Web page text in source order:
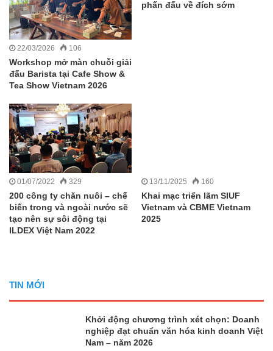
22/03/2026 106
Workshop mở màn chuỗi giải
đấu Barista tại Cafe Show &
Tea Show Vietnam 2026
phấn đấu về đích sớm
01/07/2022 329
200 công ty chăn nuôi – chế
biến trong và ngoài nước sẽ
tạo nên sự sôi động tại
ILDEX Việt Nam 2022
13/11/2025 160
Khai mạc triển lãm SIUF
Vietnam và CBME Vietnam
2025
TIN MỚI
Khởi động chương trình xét chọn: Doanh
nghiệp đạt chuẩn văn hóa kinh doanh Việt
Nam – năm 2026